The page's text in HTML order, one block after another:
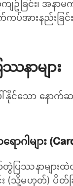
ခြင်း၊ အနာမ
ကပ်အားနည်းခ
နာများ
နိုင်သော နောက်ဆ
ာဂါများ
ပြဿနာများ
း (သို့မဟုတ်) ပိတ်